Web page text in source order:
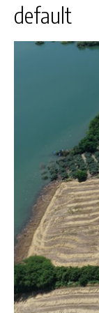
default